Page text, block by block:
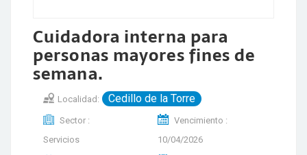
Cuidadora interna para
personas mayores fines de
semana.
Localidad: Cedillo de la Torre
Sector :
Servicios
Vencimiento :
10/04/2026